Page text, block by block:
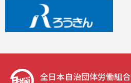
全日本自治団体労働組合